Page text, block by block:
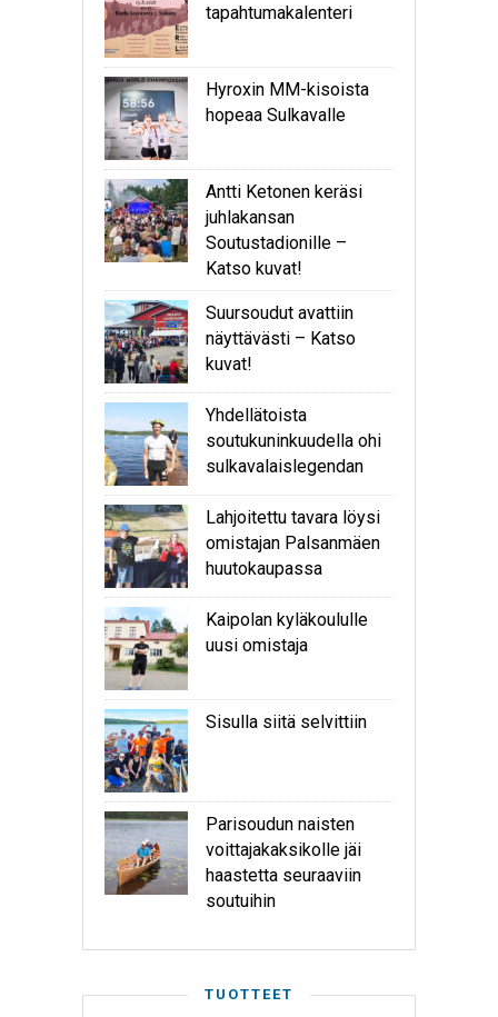
tapahtumakalenteri
Hyroxin MM-kisoista
hopeaa Sulkavalle
Antti Ketonen keräsi
juhlakansan
Soutustadionille –
Katso kuvat!
Suursoudut avattiin
näyttävästi – Katso
kuvat!
Yhdellätoista
soutukuninkuudella ohi
sulkavalaislegendan
Lahjoitettu tavara löysi
omistajan Palsanmäen
huutokaupassa
Kaipolan kyläkoululle
uusi omistaja
Sisulla siitä selvittiin
Parisoudun naisten
voittajakaksikolle jäi
haastetta seuraaviin
soutuihin
TUOTTEET